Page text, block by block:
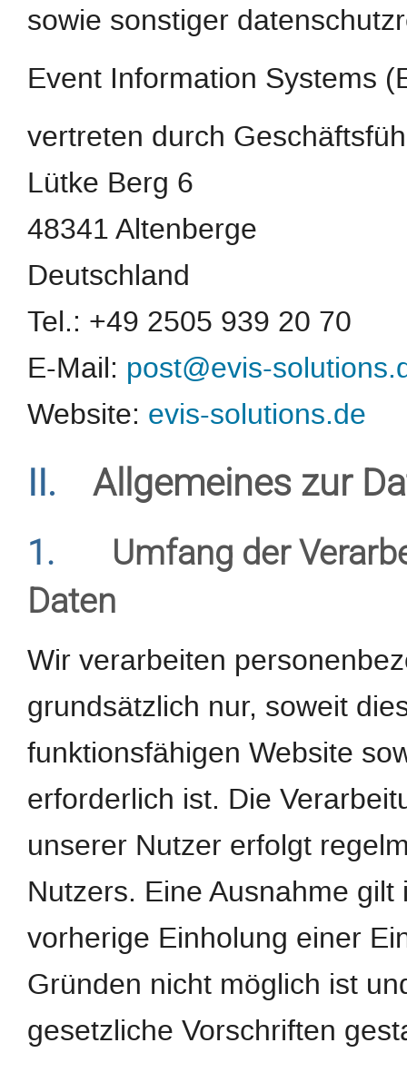
sowie sonstiger
Event Information Systems
vertreten durch
Lütke Berg 6
48341 Altenberge
Deutschland
Tel.: +49 2505 939 20 70
E-Mail: post@evis-
Website: evis-solutions.de
II. Allgemeines zur
1.
Umfang der
Daten
Wir verarbeiten
grundsätzlich nur, soweit
funktionsfähigen Website
erforderlich ist. Die
unserer Nutzer erfolgt
Nutzers. Eine Ausnahme
vorherige Einholung einer
Gründen nicht möglich ist
gesetzliche Vorschriften